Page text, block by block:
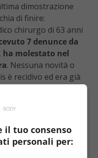
dimostrazione
di finire:
chirurgo di 63 anni
7 denunce da
ha molestato nel
. Nessuna novità o
è recidivo ed era già
proprio a causa
competenti in
Il cambio di clinica,
al chirurgo il
o nel
e palpare le sue
il tuo consenso
personali per: